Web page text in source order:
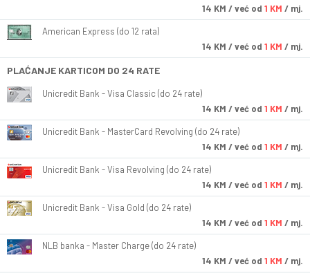
14 KM / već od 1 KM / mj.
American Express (do 12 rata)
14 KM / već od 1 KM / mj.
PLAĆANJE KARTICOM DO 24 RATE
Unicredit Bank - Visa Classic (do 24 rate)
14 KM / već od 1 KM / mj.
Unicredit Bank - MasterCard Revolving (do 24 rate)
14 KM / već od 1 KM / mj.
Unicredit Bank - Visa Revolving (do 24 rate)
14 KM / već od 1 KM / mj.
Unicredit Bank - Visa Gold (do 24 rate)
14 KM / već od 1 KM / mj.
NLB banka - Master Charge (do 24 rate)
14 KM / već od 1 KM / mj.